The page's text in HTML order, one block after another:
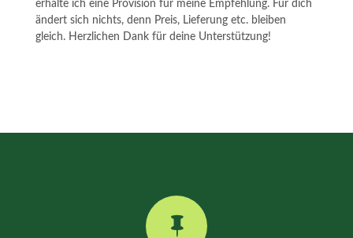
erhalte ich eine Provision für meine Empfehlung. Für dich
ändert sich nichts, denn Preis, Lieferung etc. bleiben
gleich. Herzlichen Dank für deine Unterstützung!
